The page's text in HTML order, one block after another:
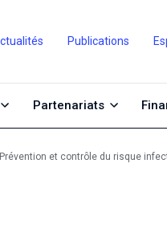
Publications
Partenariats
Prévention et contrôle du risque